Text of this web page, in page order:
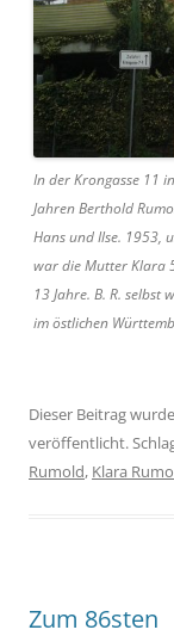
In der Krongasse 11
Jahren Berthold
Hans und Ilse. 1953,
war die Mutter Klara
13 Jahre. B. R.
im östlichen
Dieser Beitrag
veröffentlicht.
Rumold, Klara
Zum 86sten